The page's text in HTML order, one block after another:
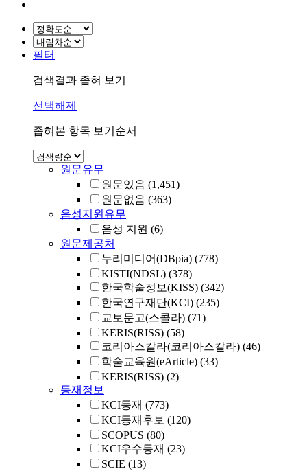
필터
검색결과 좁혀 보기
선택해제
좁혀본 항목 보기순서
원문유무
원문있음 (1,451)
원문없음 (363)
음성지원유무
음성 지원 (6)
원문제공처
누리미디어(DBpia) (778)
KISTI(NDSL) (378)
한국학술정보(KISS) (342)
한국연구재단(KCI) (235)
교보문고(스콜라) (71)
KERIS(RISS) (58)
코리아스칼라(코리아스칼라) (46)
학술교육원(eArticle) (33)
KERIS(RISS) (2)
등재정보
KCI등재 (773)
KCI등재후보 (120)
SCOPUS (80)
KCI우수등재 (23)
SCIE (13)